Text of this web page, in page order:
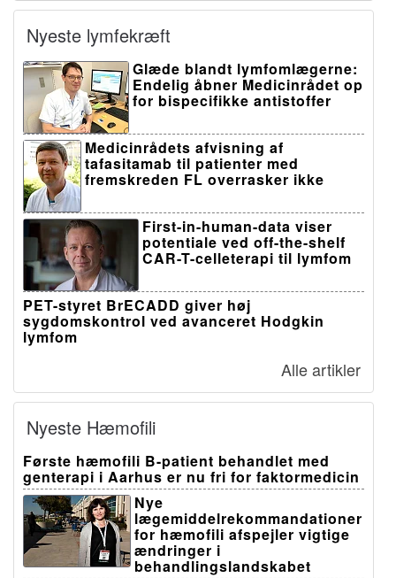
Nyeste lymfekræft
Glæde blandt lymfomlægerne:
Endelig åbner Medicinrådet op
for bispecifikke antistoffer
Medicinrådets afvisning af
tafasitamab til patienter med
fremskreden FL overrasker ikke
First-in-human-data viser
potentiale ved off-the-shelf
CAR-T-celleterapi til lymfom
PET-styret BrECADD giver høj
sygdomskontrol ved avanceret Hodgkin
lymfom
Alle artikler
Nyeste Hæmofili
Første hæmofili B-patient behandlet med
genterapi i Aarhus er nu fri for faktormedicin
Nye
lægemiddelrekommandationer
for hæmofili afspejler vigtige
ændringer i
behandlingslandskabet